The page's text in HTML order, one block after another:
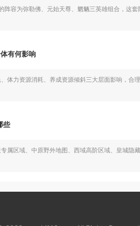
阵容为弥勒佛、元始天尊、魍魉三英雄组合，这
有何影响
体力资源消耗、养成资源倾斜三大层面影响，
些
属区域、中原野外地图、西域高阶区域、皇城